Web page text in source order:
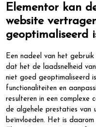
Elementor kan
website
geoptimaliseerd
Een nadeel van het gebruik
dat het de laadsnelheid
niet goed geoptimaliseerd
functionaliteiten en
resulteren in een complexe
de algehele prestaties van
beïnvloeden. Het is